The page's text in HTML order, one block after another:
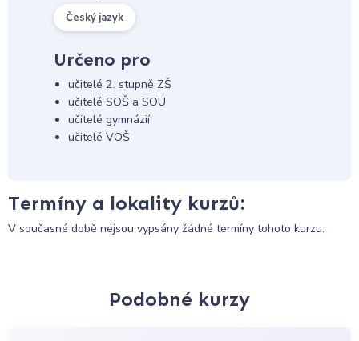
Český jazyk
Určeno pro
učitelé 2. stupně ZŠ
učitelé SOŠ a SOU
učitelé gymnázií
učitelé VOŠ
Termíny a lokality kurzů:
V současné době nejsou vypsány žádné termíny tohoto kurzu.
Podobné kurzy